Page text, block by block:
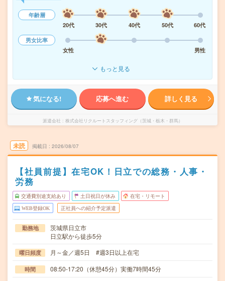
年齢層
20代
30代 40代 50代
60代
男女比率
女性
男性
もっと見る
気になる! 応募へ進む 詳しく見る
派遣会社 株式会社リクルートスタッフィング（茨城・栃木・群馬）
未読 掲載日 2026/08/07
【社員前提】在宅OK！日立での総務・人事・
労務
交通費別途支給あり 土日祝日が休み 在宅・リモート
WEB登録OK 正社員への紹介予定派遣
勤務地
茨城県日立市
日立駅から徒歩5分
曜日頻度 月～金／週5日 #週3日以上在宅
時間 08:50-17:20（休憩45分）実働7時間45分